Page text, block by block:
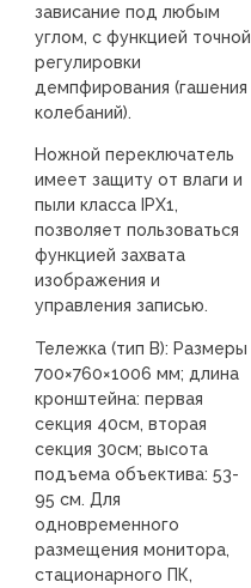
зависание под любым
углом, с функцией точной
регулировки
демпфирования (гашения
колебаний).
Ножной переключатель
имеет защиту от влаги и
пыли класса IPX1,
позволяет пользоваться
функцией захвата
изображения и
управления записью.
Тележка (тип B): Размеры
700×760×1006 мм; длина
кронштейна: первая
секция 40см, вторая
секция 30см; высота
подъема объектива: 53-
95 см. Для
одновременного
размещения монитора,
стационарного ПК,